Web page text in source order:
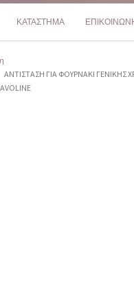
ΚΑΤΑΣΤΗΜΑ
ΑΝΤΙΣΤΑΣΗ ΓΙΑ ΦΟΥΡΝΑΚΙ ΓΕΝΙΚΗΣ